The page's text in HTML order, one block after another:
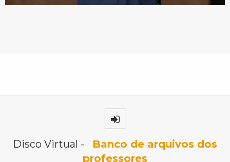
Disco Virtual -
Banco de arquivos dos
professores